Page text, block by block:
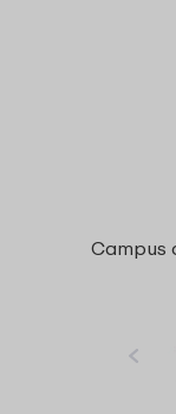
Campus